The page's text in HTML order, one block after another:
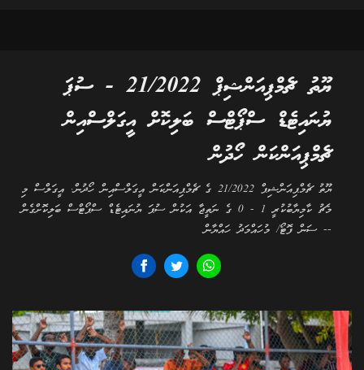
ޔޫތު ޗެމްޕިއަންޝިޕް 21/2022 - ސުޕަ
ޔުނައިޓެޑް ސްޕޯޓްސް ބަލިކޮށް އީގަލްސްއިން
ޗެމްޕިއަންކަން ހޯދުން
ޔޫތު ޗެމްޕިއަންޝިޕް 21/2022 ގެ ޗެމްޕިއަންކަން އީގަލްސްއިން ހޯދުން. އީގަލްސް މި
މެޗު ކާމިޔާބުކުރީ 1 - 0 ގެ ނަތީޖާ އަކުން ސުޕަ ޔުނައިޓެޑް ސްޕޯޓްސް ބަލިކޮށްގެން
-- ސަން ފޮޓޯ/ މުހައްމަދު ހައްޔާން